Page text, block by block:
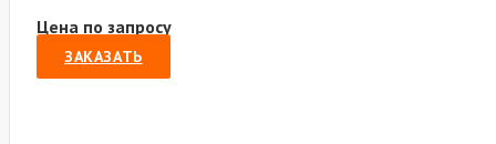
Цена по запросу
ЗАКАЗАТЬ